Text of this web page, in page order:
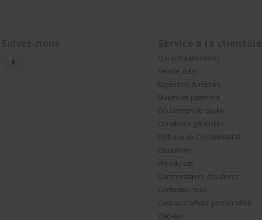
Suivez-nous Service à la clientèle
Qui sommes-nous?
Service client
Expédition & retours
Modes de paiement
Déclaration de cookie
Conditions générales
Politique de Confidentialité
Disclaimer
Plan du site
Commentaires des clients
Contactez-nous
Cadeau d'affaire personnalisé
Cookies